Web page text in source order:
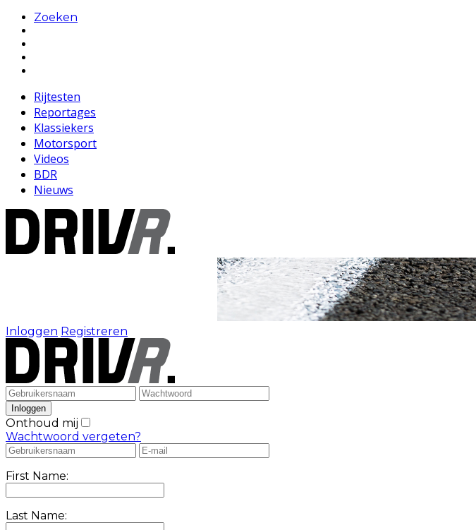
Zoeken
Rijtesten
Reportages
Klassiekers
Motorsport
Videos
BDR
Nieuws
Inloggen Registreren
Onthoud mij
Wachtwoord vergeten?
First Name:
Last Name: